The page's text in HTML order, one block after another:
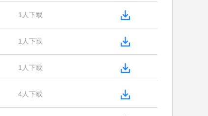
1人下载
1人下载
1人下载
4人下载